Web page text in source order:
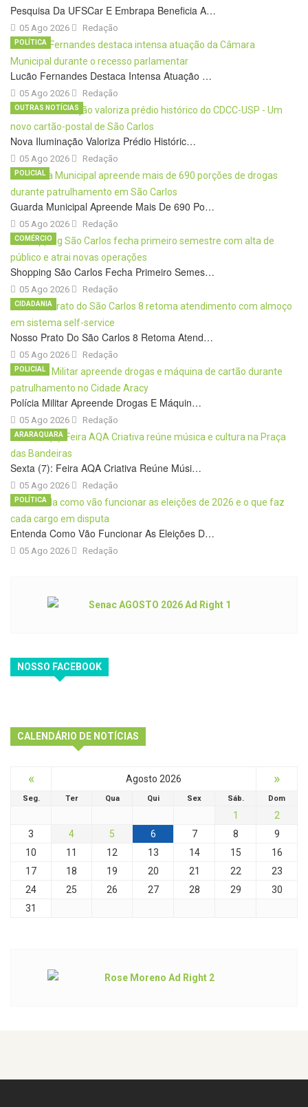
Pesquisa Da UFSCar E Embrapa Beneficia A…
05 Ago 2026 Redação
Lucão Fernandes Destaca Intensa Atuação …
05 Ago 2026
POLÍTICA
Redação
Nova Iluminação Valoriza Prédio Históric…
05 Ago 2026
OUTRAS NOTÍCIAS
Redação
Guarda Municipal Apreende Mais De 690 Po…
05 Ago 2026
POLICIAL
Redação
Shopping São Carlos Fecha Primeiro Semes…
05 Ago 2026
COMÉRCIO
Redação
Nosso Prato Do São Carlos 8 Retoma Atend…
05 Ago 2026
CIDADANIA
Redação
Polícia Militar Apreende Drogas E Máquin…
05 Ago 2026
POLICIAL
Redação
Sexta (7): Feira AQA Criativa Reúne Músi…
05 Ago 2026
ARARAQUARA
Redação
Entenda Como Vão Funcionar As Eleições D…
05 Ago 2026
POLÍTICA
Redação
NOSSO FACEBOOK
CALENDÁRIO DE NOTÍCIAS
« Agosto 2026 »
Seg. Ter Qua Qui Sex Sáb. Dom
1
2
3
4 5 6 7 8
9
10
11 12 13 14 15
16
17
18 19 20 21 22
23
24
25 26 27 28 29
30
31